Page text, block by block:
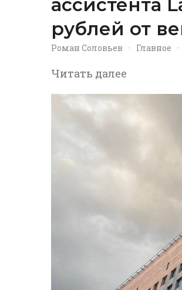
рублей от
Роман Соловьев · Главное ·
Читать далее